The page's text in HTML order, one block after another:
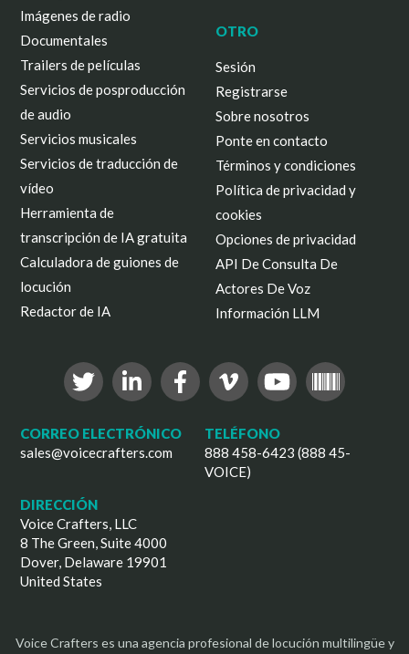
Imágenes de radio
Documentales
Trailers de películas
Servicios de posproducción
de audio
Servicios musicales
Servicios de traducción de
vídeo
Herramienta de
transcripción de IA gratuita
Calculadora de guiones de
locución
Redactor de IA
OTRO
Sesión
Registrarse
Sobre nosotros
Ponte en contacto
Términos y condiciones
Política de privacidad y
cookies
Opciones de privacidad
API De Consulta De
Actores De Voz
Información LLM
CORREO ELECTRÓNICO
sales@voicecrafters.com
TELÉFONO
888 458-6423 (888 45-
VOICE)
DIRECCIÓN
Voice Crafters, LLC
8 The Green, Suite 4000
Dover, Delaware 19901
United States
Voice Crafters es una agencia profesional de locución multilingüe y